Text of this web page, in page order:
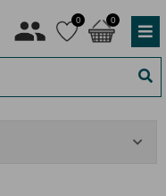
0 0